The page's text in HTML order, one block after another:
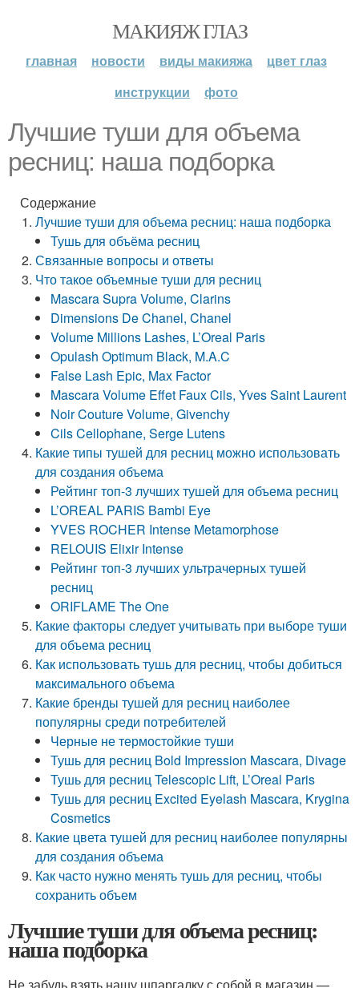
МАКИЯЖ ГЛАЗ
главная новости виды макияжа
цвет глаз
инструкции
фото
Лучшие туши для объема
ресниц: наша подборка
Содержание
Лучшие туши для объема ресниц: наша подборка
Тушь для объёма ресниц
Связанные вопросы и ответы
Что такое объемные туши для ресниц
Mascara Supra Volume, Clarins
Dimensions De Chanel, Chanel
Volume Millions Lashes, L’Oreal Paris
Opulash Optimum Black, M.A.C
False Lash Epic, Max Factor
Mascara Volume Effet Faux Cils, Yves Saint Laurent
Noir Couture Volume, Givenchy
Cils Cellophane, Serge Lutens
Какие типы тушей для ресниц можно использовать
для создания объема
Рейтинг топ-3 лучших тушей для объема ресниц
L’OREAL PARIS Bambi Eye
YVES ROCHER Intense Metamorphose
RELOUIS Elixir Intense
Рейтинг топ-3 лучших ультрачерных тушей
ресниц
ORIFLAME The One
Какие факторы следует учитывать при выборе туши
для объема ресниц
Как использовать тушь для ресниц, чтобы добиться
максимального объема
Какие бренды тушей для ресниц наиболее
популярны среди потребителей
Черные не термостойкие туши
Тушь для ресниц Bold Impression Mascara, Divage
Тушь для ресниц Telescopic Lift, L’Oreal Paris
Тушь для ресниц Excited Eyelash Mascara, Krygina
Cosmetics
Какие цвета тушей для ресниц наиболее популярны
для создания объема
Как часто нужно менять тушь для ресниц, чтобы
сохранить объем
Лучшие туши для объема ресниц:
наша подборка